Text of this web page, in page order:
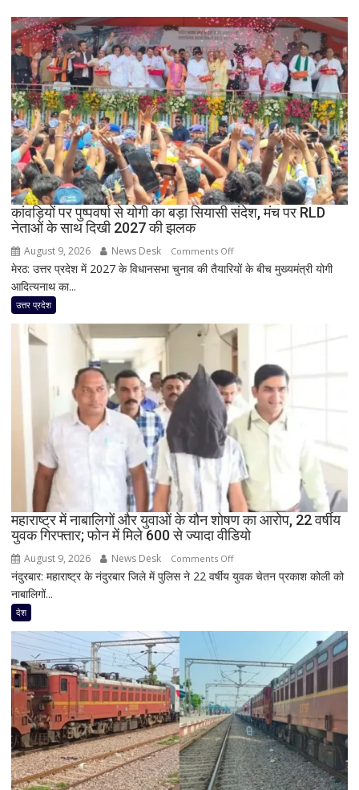
की
आग
का
तांडव,
20
हजार
लोग
बेघर;
‘जैसे
बम
फटा
हो’
कांवड़ियों पर पुष्पवर्षा से योगी का बड़ा सियासी संदेश, मंच पर RLD
नेताओं के साथ दिखी 2027 की झलक
August 9, 2026 News Desk Comments Offon
कांवड़ियों
से
योगी
का
बड़ा
सियासी
संदेश,
मंच
पर
RLD
नेताओं
साथ
दिखी
झलक
मेरठ: उत्तर प्रदेश में 2027 के विधानसभा चुनाव की तैयारियों के बीच मुख्यमंत्री योगी
आदित्यनाथ का...
उत्तर प्रदेश
महाराष्ट्र में नाबालिगों और युवाओं के यौन शोषण का आरोप, 22 वर्षीय
युवक गिरफ्तार; फोन में मिले 600 से ज्यादा वीडियो
August 9, 2026 News Desk Comments Offon
महाराष्ट्र
और
के
यौन
शोषण
का
आरोप,
22
वर्षीय
युवक
नंदुरबार: महाराष्ट्र के नंदुरबार जिले में पुलिस ने 22 वर्षीय युवक चेतन प्रकाश कोली को
नाबालिगों...
देश